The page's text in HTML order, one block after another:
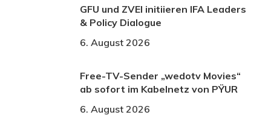
GFU und ZVEI initiieren IFA Leaders
& Policy Dialogue
6. August 2026
Free-TV-Sender „wedotv Movies“
ab sofort im Kabelnetz von PŸUR
6. August 2026